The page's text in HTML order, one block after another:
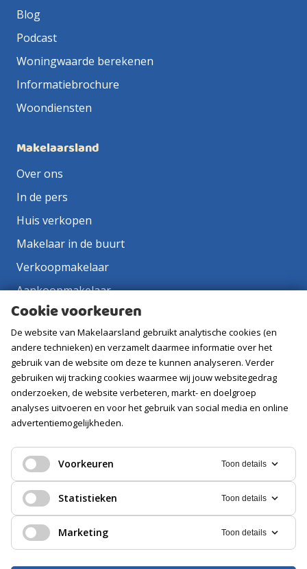
Blog
Podcast
Woningwaarde berekenen
Informatiebrochure
Woondiensten
Makelaarsland
Over ons
In de pers
Huis verkopen
Makelaar in de buurt
Verkoopmakelaar
Aankoopmakelaar
Contact
Vacatures
Volg ons
Cookie voorkeuren
De website van Makelaarsland gebruikt analytische cookies (en
andere technieken) en verzamelt daarmee informatie over het
gebruik van de website om deze te kunnen analyseren. Verder
gebruiken wij tracking cookies waarmee wij jouw websitegedrag
onderzoeken, de website verbeteren, markt- en doelgroep
analyses uitvoeren en voor het gebruik van social media en online
advertentiemogelijkheden.
Voorkeuren Toon details
Statistieken Toon details
Marketing Toon details